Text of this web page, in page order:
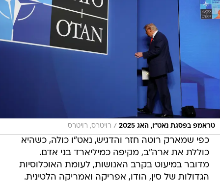
טראמפ בפסגת נאט"ו, האג 2025 / רויטרס, רויטרס
כפי שמארק רוטה חזר והדגיש, נאט"ו כולה, כשהיא
כוללת את ארה"ב, מקיפה כמיליארד בני אדם.
מדובר במיעוט בקרב האנושות, לעומת האוכלוסיות
הגדולות של סין, הודו, אפריקה ואמריקה הלטינית.